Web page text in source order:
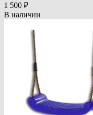
1 500 ₽
В наличии